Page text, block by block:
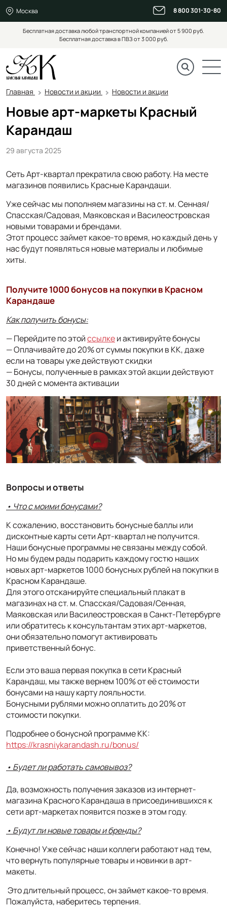
Москва 8 800 301-30-80
Бесплатная доставка любой транспортной компанией от 5 900 руб.
Бесплатная доставка в ПВЗ от 3 000 руб.
Главная Новости и акции Новости и акции
Новые арт-маркеты Красный
Карандаш
29 августа 2025
Сеть Арт-квартал прекратила свою работу. На месте
магазинов появились Красные Карандаши.
Уже сейчас мы пополняем магазины на ст. м. Сенная/
Спасская/Садовая, Маяковская и Василеостровская
новыми товарами и брендами.
Этот процесс займет какое-то время, но каждый день у
нас будут появляться новые материалы и любимые
хиты.
Получите 1000 бонусов на покупки в Красном
Карандаше
Как получить бонусы:
— Перейдите по этойссылкеи активируйте бонусы
— Оплачивайте до 20% от суммы покупки в КК, даже
если на товары уже действуют скидки
— Бонусы, полученные в рамках этой акции действуют
30 дней с момента активации
Вопросы и ответы
• Что с моими бонусами?
К сожалению, восстановить бонусные баллы или
дисконтные карты сети Арт-квартал не получится.
Наши бонусные программы не связаны между собой.
Но мы будем рады подарить каждому гостю наших
новых арт-маркетов 1000 бонусных рублей на покупки в
Красном Карандаше.
Для этого отсканируйте специальный плакат в
магазинах на ст. м. Спасская/Садовая/Сенная,
Маяковская или Василеостровская в Санкт-Петербурге
или обратитесь к консультантам этих арт-маркетов,
они обязательно помогут активировать
приветственный бонус.
Если это ваша первая покупка в сети Красный
Карандаш, мы также вернем 100% от её стоимости
бонусами на нашу карту лояльности.
Бонусными рублями можно оплатить до 20% от
стоимости покупки.
Подробнее о бонусной программе КК:
https://krasniykarandash.ru/bonus/
• Будет ли работать самовывоз?
Да, возможность получения заказов из интернет-
магазина Красного Карандаша в присоединившихся к
сети арт-маркетах появится позже в этом году.
• Будут ли новые товары и бренды?
Конечно! Уже сейчас наши коллеги работают над тем,
что вернуть популярные товары и новинки в арт-
макеты.
Это длительный процесс, он займет какое-то время.
Пожалуйста, наберитесь терпения.